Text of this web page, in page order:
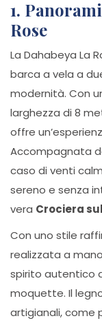
1.
Rose
La Dahabeya La
barca a vela a
modernità. Con
larghezza di 8
offre
Accompagnata
caso di venti
sereno e senza
vera Crociera
Con uno stile
realizzata a
spirito autentico
moquette. Il
artigianali, come